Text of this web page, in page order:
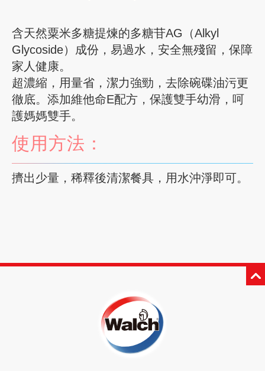
含天然粟米多糖提煉的多糖苷AG（Alkyl
Glycoside）成份，易過水，安全無殘留，保障
家人健康。
超濃縮，用量省，潔力強勁，去除碗碟油污更
徹底。添加維他命E配方，保護雙手幼滑，呵
護媽媽雙手。
使用方法：
擠出少量，稀釋後清潔餐具，用水沖淨即可。